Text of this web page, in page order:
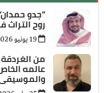
”جدو
روح
عالمه